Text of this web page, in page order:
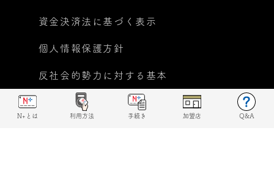
© 2019 N+ All rights reserved.
資金決済法に基づく表示
個人情報保護方針
反社会的勢力に対する基本
方針宣言
N+とは 利用方法 手続き 加盟店 Q&A